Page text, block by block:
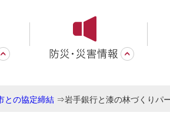
との協定締結 ⇒岩手銀行と漆の林づくりパ